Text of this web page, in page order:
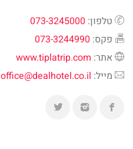
טלפון: 073-3245000
פקס: 073-3244990
אתר: www.tiplatrip.com
מייל: office@dealhotel.co.il